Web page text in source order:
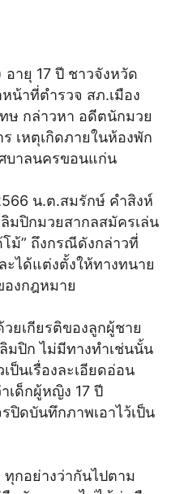
ายุ 17 ปี ชาวจังหวัด
น้าที่ตำรวจ สภ.เมือง
ษ กล่าวหา อดีตนักมวย
เหตุเกิดภายในห้องพัก
บาลนครขอนแก่น
น.ต.สมรักษ์ คำสิงห์
มปิกมวยสากลสมัครเล่น
โม้” ถึงกรณีดังกล่าวที่
ะได้แต่งตั้งให้ทางทนาย
องกฎหมาย
ยเกียรติของลูกผู้ชาย
มปิก ไม่มีทางทำเช่นนั้น
ป็นเรื่องละเอียดอ่อน
เด็กผู้หญิง 17 ปี
ปิดบันทึกภาพเอาไว้เป็น
กอย่างว่ากันไปตาม